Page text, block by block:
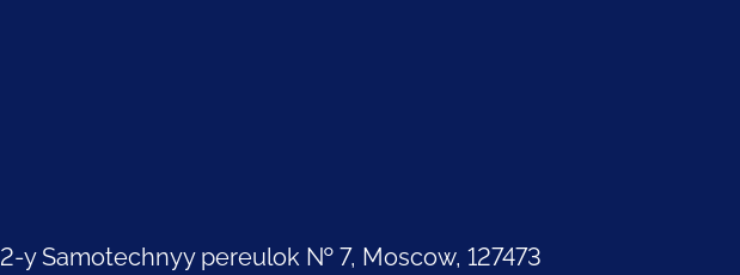
2-y Samotechnyy pereulok № 7, Moscow, 127473